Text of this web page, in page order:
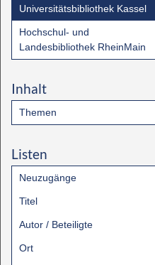
Universitätsbibliothek Kassel
Hochschul- und
Landesbibliothek RheinMain
Inhalt
Themen
Listen
Neuzugänge
Titel
Autor / Beteiligte
Ort